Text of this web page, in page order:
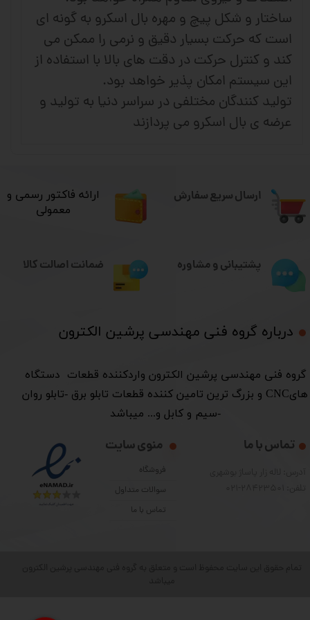
ساختار و شکل پیچ و مهره بال اسکرو به گونه ای
است که حرکت بسیار دقیق و نرمی را ممکن می
کند و کنترل حرکت در دقت های بالا با استفاده از
این سیستم امکان پذیر خواهد بود.
تولید کنندگان مختلفی در سراسر دنیا به تولید و
عرضه ی بال اسکرو می پردازند
ارسال سریع سفارش
درباره گروه فنی مهندسی پرشین الکترون​​​​​​​
​گروه فنی مهندسی پرشین الکترون واردکننده قطعات دستگاه
هایCNC و بزرگ ترین تامین کننده قطعات تابلو برق -تابلو روان
-سیم و کابل و... میباشد
منوی سایت
فروشگاه
سوالات متداول
تماس با ما
تماس با ما
​ارائه فاکتور رسمی و
معمولی
پشتیبانی و مشاوره ضمانت اصالت کالا